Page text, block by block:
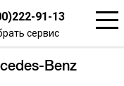
91-13
сервис
Benz